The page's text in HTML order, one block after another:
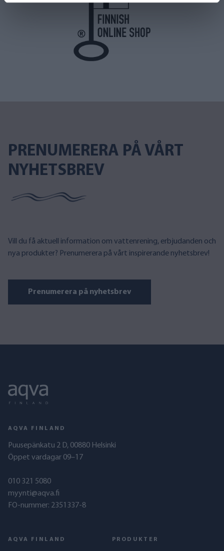
PRENUMERERA PÅ VÅRT
NYHETSBREV
Vill du få aktuell information om vattenrening, erbjudanden och
nya produkter? Prenumerera på vårt inspirerande nyhetsbrev!
Prenumerera på nyhetsbrev
AQVA FINLAND
Puusepänkatu 2 D, 00880 Helsinki
Öppet vardagar 09–17
010 321 5080
myynti@aqva.fi
FO-nummer: 2351337-8
AQVA FINLAND PRODUKTER